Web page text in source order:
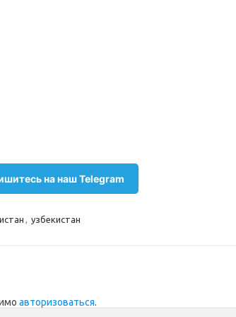
на наш Telegram
узбекистан
авторизоваться.